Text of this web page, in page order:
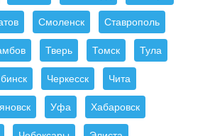
Смоленск Ставрополь
Тверь Томск Тула
Черкесск Чита
Уфа Хабаровск